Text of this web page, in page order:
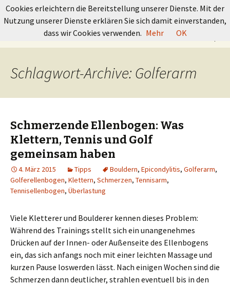
GRUNDKURS BOULDERN
Springe
nach:
Schlagwort-Archive: Golferarm
Schmerzende Ellenbogen: Was
Klettern, Tennis und Golf
gemeinsam haben
4. März 2015 Tipps Bouldern, Epicondylitis, Golferarm,
Golferellenbogen, Klettern, Schmerzen, Tennisarm,
Tennisellenbogen, Überlastung
Viele Kletterer und Boulderer kennen dieses Problem:
Während des Trainings stellt sich ein unangenehmes
Drücken auf der Innen- oder Außenseite des Ellenbogens
ein, das sich anfangs noch mit einer leichten Massage und
kurzen Pause loswerden lässt. Nach einigen Wochen sind die
Schmerzen dann deutlicher, strahlen eventuell bis in den
Cookies erleichtern die Bereitstellung unserer Dienste. Mit der
Nutzung unserer Dienste erklären Sie sich damit einverstanden,
dass wir Cookies verwenden. Mehr OK